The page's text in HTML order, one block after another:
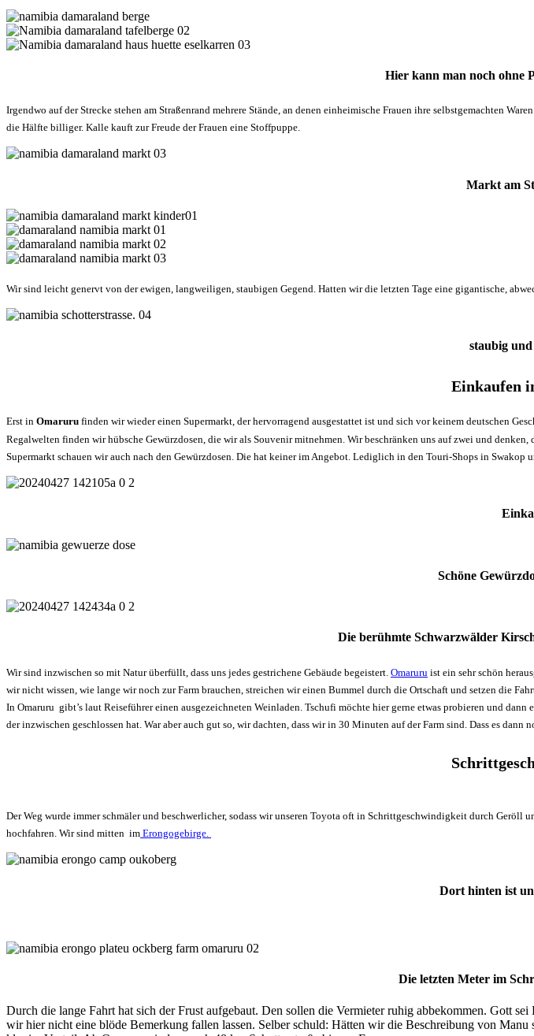
Hier kann man noch ohne
Irgendwo auf der Strecke stehen am Straßenrand mehrere Stände, an denen einheimische Frauen ihre selbstgemachten
die Hälfte billiger. Kalle kauft zur Freude der Frauen eine Stoffpuppe.
Markt am
Wir sind leicht genervt von der ewigen, langweiligen, staubigen Gegend. Hatten wir die letzten Tage eine gigantische,
staubig
Einkaufen
Erst in Omaruru finden wir wieder einen Supermarkt, der hervorragend ausgestattet ist und sich vor keinem deutschen
Regalwelten finden wir hübsche Gewürzdosen, die wir als Souvenir mitnehmen. Wir beschränken uns auf zwei und
Supermarkt schauen wir auch nach den Gewürzdosen. Die hat keiner im Angebot. Lediglich in den Touri-Shops in Swakop
Schöne
Die berühmte Schwarzwälder
Wir sind inzwischen so mit Natur überfüllt, dass uns jedes gestrichene Gebäude begeistert. Omaruru ist ein sehr schön
wir nicht wissen, wie lange wir noch zur Farm brauchen, streichen wir einen Bummel durch die Ortschaft und setzen die
In Omaruru gibt’s laut Reiseführer einen ausgezeichneten Weinladen. Tschufi möchte hier gerne etwas probieren und
der inzwischen geschlossen hat. War aber auch gut so, wir dachten, dass wir in 30 Minuten auf der Farm sind. Dass es
Der Weg wurde immer schmäler und beschwerlicher, sodass wir unseren Toyota oft in Schrittgeschwindigkeit durch
hochfahren. Wir sind mitten im Erongogebirge.
Dort hinten ist
Die letzten Meter im
Durch die lange Fahrt hat sich der Frust aufgebaut. Den sollen die Vermieter ruhig abbekommen. Gott
wir hier nicht eine blöde Bemerkung fallen lassen. Selber schuld: Hätten wir die Beschreibung von